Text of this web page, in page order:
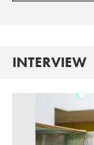
INTERVIEW